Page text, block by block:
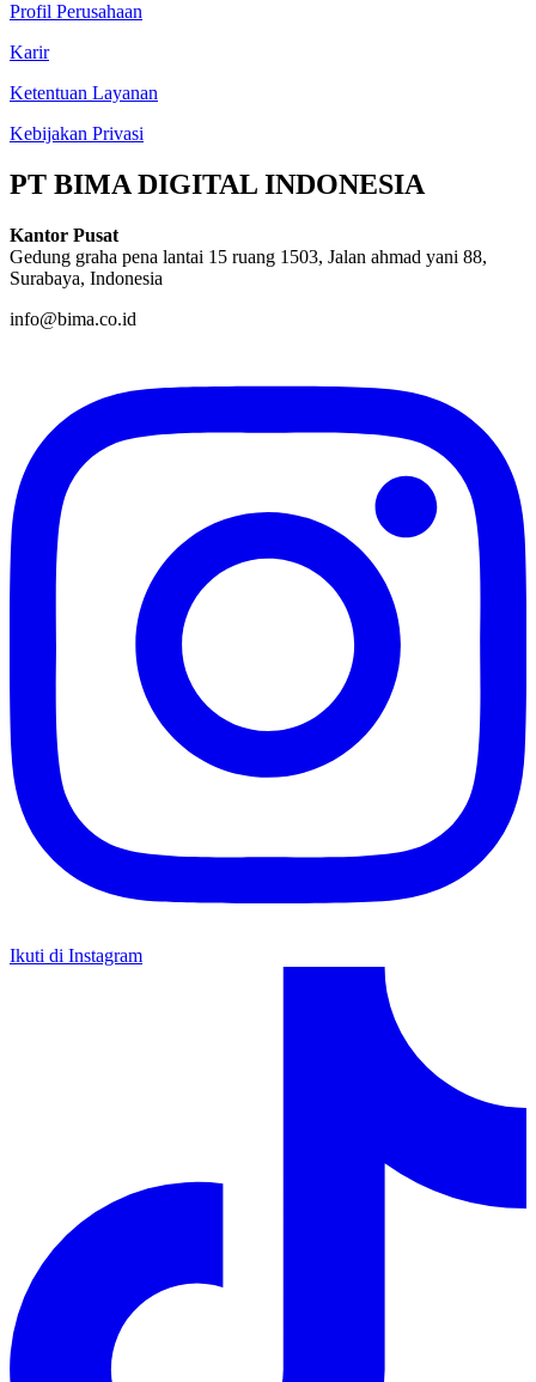
Profil Perusahaan
Karir
Ketentuan Layanan
Kebijakan Privasi
PT BIMA DIGITAL INDONESIA
Kantor Pusat
Gedung graha pena lantai 15 ruang 1503, Jalan ahmad yani 88,
Surabaya, Indonesia
info@bima.co.id
Ikuti di Instagram